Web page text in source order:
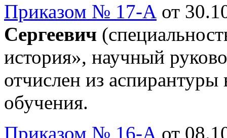
Приказом № 17-А от
Сергеевич
история», научный
отчислен из аспирантуры
обучения.
Приказом № 16-А от